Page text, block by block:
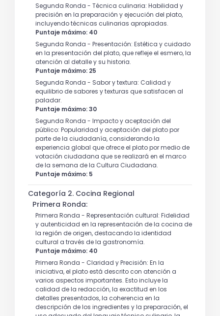
Segunda Ronda - Técnica culinaria: Habilidad y
precisión en la preparación y ejecución del plato,
incluyendo técnicas culinarias apropiadas.
Puntaje máximo: 40
Segunda Ronda - Presentación: Estética y cuidado
en la presentación del plato, que refleje el esmero, la
atención al detalle y su historia.
Puntaje máximo: 25
Segunda Ronda - Sabor y textura: Calidad y
equilibrio de sabores y texturas que satisfacen al
paladar.
Puntaje máximo: 30
Segunda Ronda - Impacto y aceptación del
público: Popularidad y aceptación del plato por
parte de la ciudadanía, considerando la
experiencia global que ofrece el plato por medio de
votación ciudadana que se realizará en el marco
de la semana de la Cultura Ciudadana.
Puntaje máximo: 5
Categoría 2. Cocina Regional
Primera Ronda:
Primera Ronda - Representación cultural: Fidelidad
y autenticidad en la representación de la cocina de
la región de origen, destacando la identidad
cultural a través de la gastronomía.
Puntaje máximo: 40
Primera Ronda - Claridad y Precisión: En la
iniciativa, el plato está descrito con atención a
varios aspectos importantes. Esto incluye la
calidad de la redacción, la exactitud en los
detalles presentados, la coherencia en la
descripción de los ingredientes y la preparación, el